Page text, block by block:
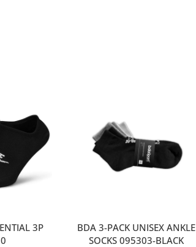
3P
BDA 3-PACK UNISEX ANKLE
SOCKS 095303-BLACK